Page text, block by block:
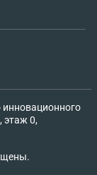
инновационного
этаж 0,